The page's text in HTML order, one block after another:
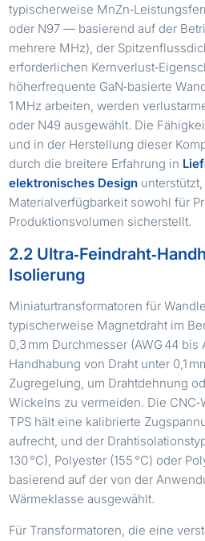
typischerweise
oder N97 — basierend auf der
mehrere MHz), der
erforderlichen
höherfrequente GaN‑basierte
1 MHz arbeiten, werden
oder N49 ausgewählt. Die
und in der Herstellung dieser
durch die breitere Erfahrung in
elektronisches Design
Materialverfügbarkeit sowohl für
Produktionsvolumen sicherstellt.
2.2
Isolierung
Miniaturtransformatoren für
typischerweise Magnetdraht im
0,3 mm Durchmesser (AWG 44 bis
Handhabung von Draht unter 0,1
Zugregelung, um Drahtdehnung
Wickelns zu vermeiden. Die
TPS hält eine kalibrierte
aufrecht, und der
130 °C), Polyester (155 °C) oder
basierend auf der von der
Wärmeklasse ausgewählt.
Für Transformatoren, die eine